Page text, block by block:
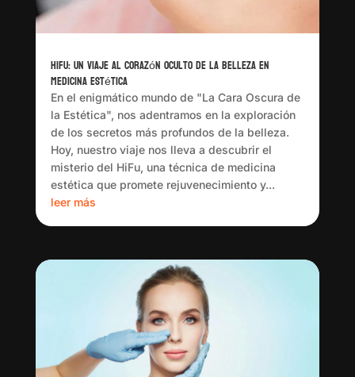
HiFu: Un Viaje al Corazón Oculto de la Belleza en
Medicina Estética
En el enigmático mundo de "La Cara Oscura de
la Estética", nos adentramos en la exploración
de los secretos más profundos de la belleza.
Hoy, nuestro viaje nos lleva a descubrir el
misterio del HiFu, una técnica de medicina
estética que promete rejuvenecimiento y...
leer más